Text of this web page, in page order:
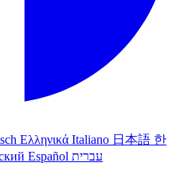
Ελληνικά Italiano 日本語 한
Español עברית